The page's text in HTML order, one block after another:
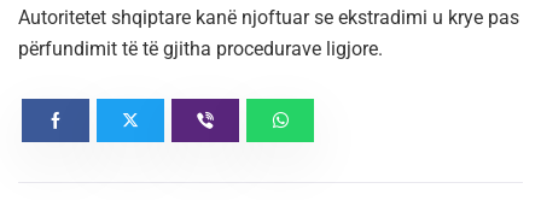
Autoritetet shqiptare kanë njoftuar se ekstradimi u krye pas
përfundimit të të gjitha procedurave ligjore.